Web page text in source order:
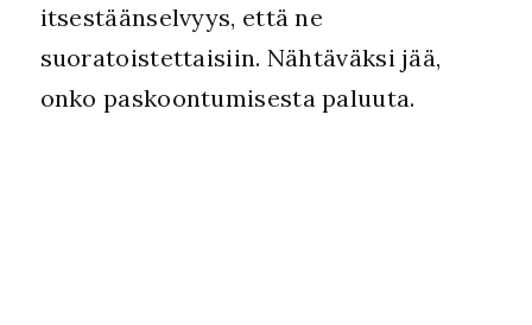
itsestäänselvyys, että ne
suoratoistettaisiin. Nähtäväksi jää,
onko paskoontumisesta paluuta.